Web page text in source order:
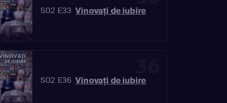
S02 E33 Vinovaţi de iubire
S02 E36 Vinovaţi de iubire